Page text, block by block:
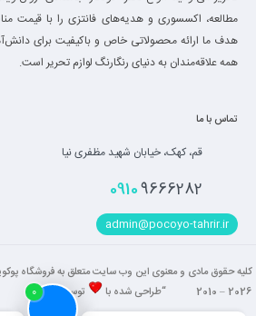
0
مطالعه، اکسسوری و هدیه‌های فانتزی را با قیمت
هدف ما ارائه محصولاتی خاص و باکیفیت برای
همه علاقه‌مندان به دنیای رنگارنگ لوازم تحریر است.
تماس با ما
قم، کهک، خیابان شهید مظفری نیا
09109666282
admin@pocoyo-tahrir.ir
2010 – 2026 “طراحی شده با
توسط فاضل “